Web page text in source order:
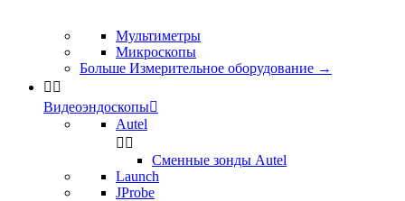
Мультиметры
Микроскопы
Больше Измерительное оборудование →
 
Видеоэндоскопы
Autel
 
Сменные зонды Autel
Launch
JProbe